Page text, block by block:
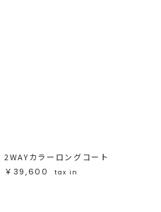
2WAYカラーロングコート
￥39,600
tax in